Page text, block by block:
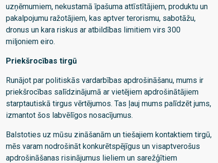
uzņēmumiem, nekustamā īpašuma attīstītājiem, produktu un
pakalpojumu ražotājiem, kas aptver terorismu, sabotāžu,
dronus un kara riskus ar atbildības limitiem virs 300
miljoniem eiro.
Priekšrocības tirgū
Runājot par politiskās vardarbības apdrošināšanu, mums ir
priekšrocības salīdzinājumā ar vietējiem apdrošinātājiem
starptautiskā tirgus vērtējumos. Tas ļauj mums palīdzēt jums,
izmantot šos labvēlīgos nosacījumus.
Balstoties uz mūsu zināšanām un tiešajiem kontaktiem tirgū,
mēs varam nodrošināt konkurētspējīgus un visaptverošus
apdrošināšanas risinājumus lieliem un sarežģītiem